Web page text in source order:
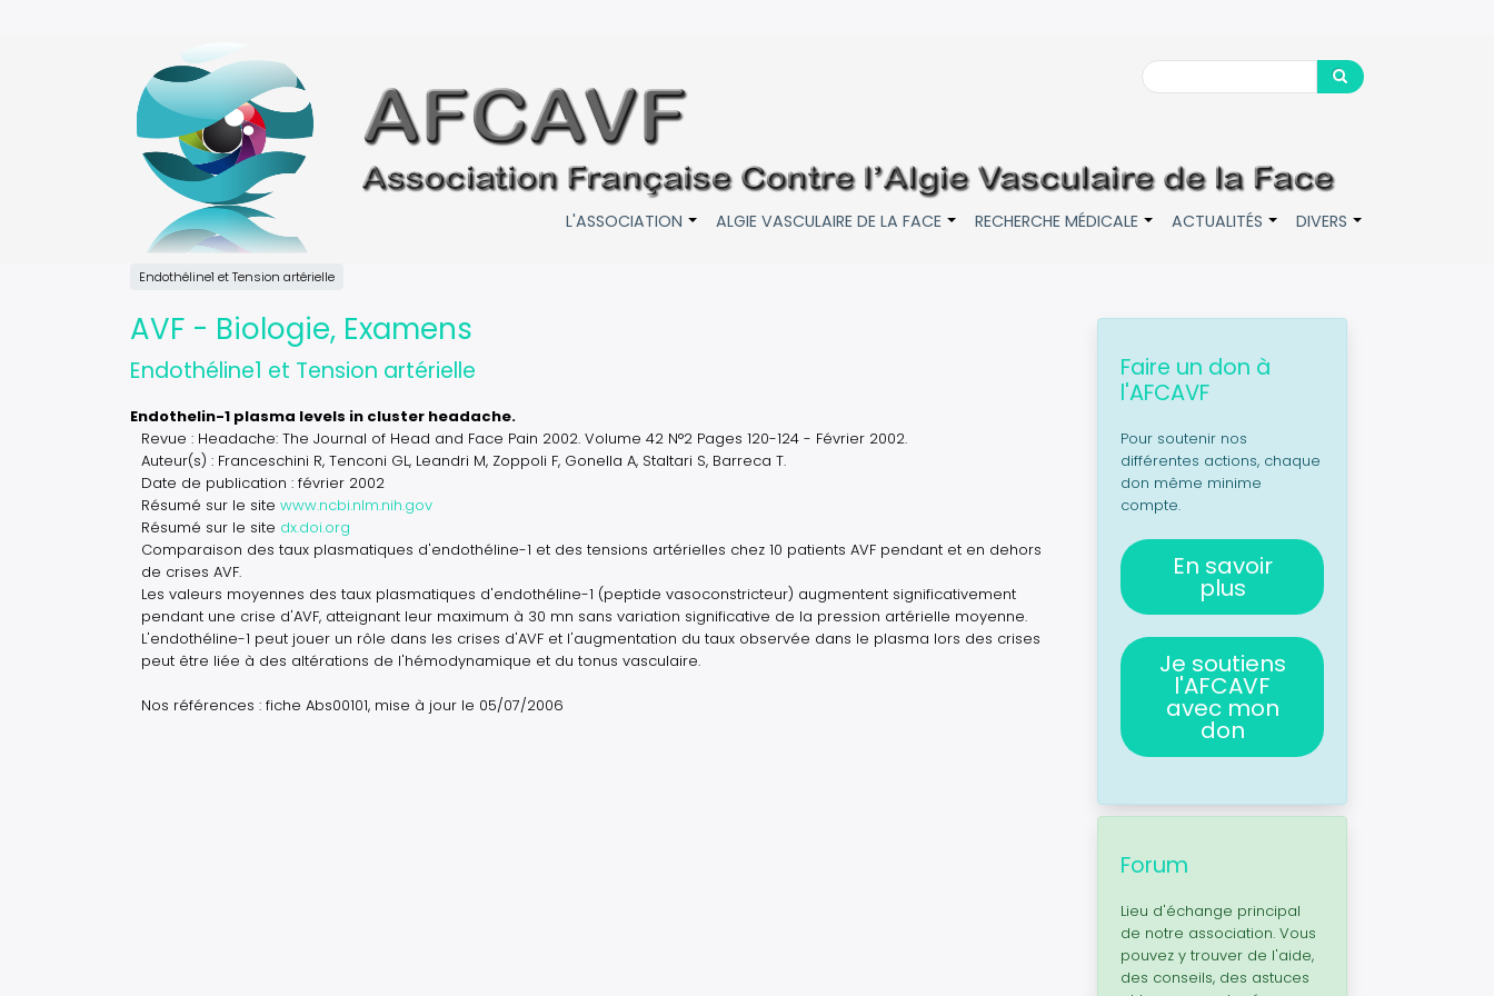
Search
Search
L'ASSOCIATION ALGIE VASCULAIRE DE LA FACE RECHERCHE MÉDICALE ACTUALITÉS DIVERS
Endothéline1 et Tension artérielle
AVF - Biologie, Examens
Endothéline1 et Tension artérielle
Endothelin-1 plasma levels in cluster headache.
Revue : Headache: The Journal of Head and Face Pain 2002. Volume 42 N°2 Pages 120-124 - Février 2002.
Auteur(s) : Franceschini R, Tenconi GL, Leandri M, Zoppoli F, Gonella A, Staltari S, Barreca T.
Date de publication : février 2002
Résumé sur le site www.ncbi.nlm.nih.gov
Résumé sur le site dx.doi.org
Comparaison des taux plasmatiques d'endothéline-1 et des tensions artérielles chez 10 patients AVF pendant et en dehors
de crises AVF.
Les valeurs moyennes des taux plasmatiques d'endothéline-1 (peptide vasoconstricteur) augmentent significativement
pendant une crise d'AVF, atteignant leur maximum à 30 mn sans variation significative de la pression artérielle moyenne.
L'endothéline-1 peut jouer un rôle dans les crises d'AVF et l'augmentation du taux observée dans le plasma lors des crises
peut être liée à des altérations de l'hémodynamique et du tonus vasculaire.
Nos références : fiche Abs00101, mise à jour le 05/07/2006
Faire un don à
l'AFCAVF
Pour soutenir nos
différentes actions, chaque
don même minime
compte.
En savoir
plus
Je soutiens
l'AFCAVF
avec mon
don
Forum
Lieu d'échange principal
de notre association. Vous
pouvez y trouver de l'aide,
des conseils, des astuces